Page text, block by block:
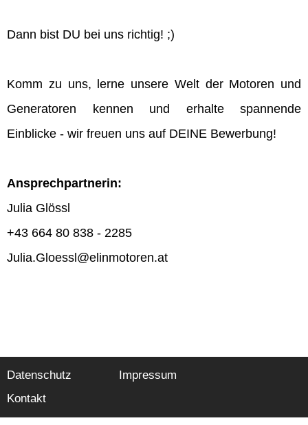
Dann bist DU bei uns richtig! ;)
Komm zu uns, lerne unsere Welt der Motoren und
Generatoren kennen und erhalte spannende
Einblicke - wir freuen uns auf DEINE Bewerbung!
Ansprechpartnerin:
Julia Glössl
+43 664 80 838 - 2285
Julia.Gloessl@elinmotoren.at
Datenschutz
Impressum
Kontakt